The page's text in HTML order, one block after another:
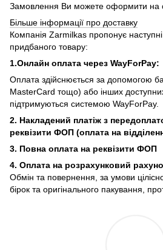
Замовлення Ви можете оформити на
Більше інформації про доставку
Компанія Zarmilkas пропонує
придбаного товару:
1.Онлайн оплата через WayForPay:
Оплата здійснюється за допомогою
MasterCard тощо) або інших
підтримуються системою WayForPay.
2. Накладений платіж з
реквізити ФОП (оплата на
3. Повна оплата на реквізити ФОП
4. Оплата на розрахунковий
Обмін та повернення, за умови
бірок та оригінального пакування,